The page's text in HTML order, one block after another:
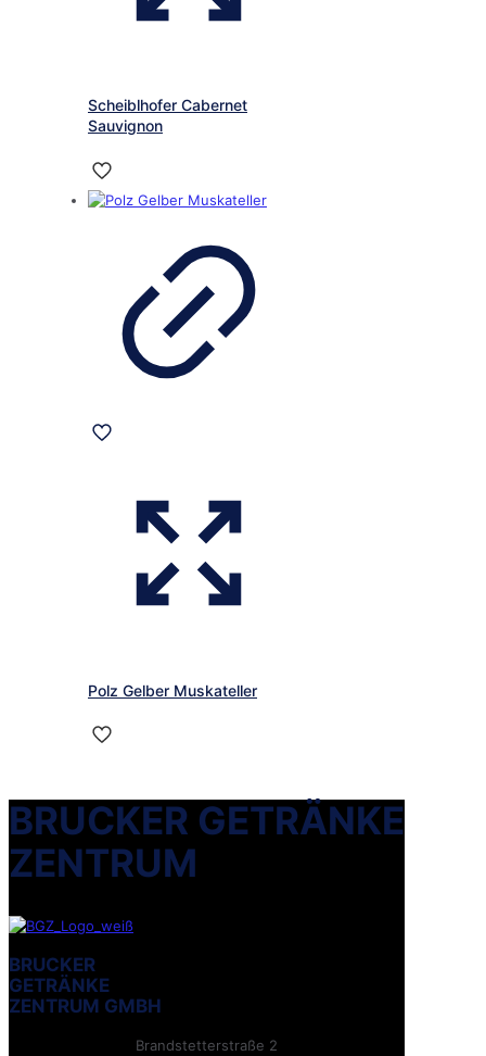
Scheiblhofer Cabernet
Sauvignon
Polz Gelber Muskateller
BRUCKER GETRÄNKE
ZENTRUM
BRUCKER
GETRÄNKE
ZENTRUM GMBH
Brandstetterstraße 2